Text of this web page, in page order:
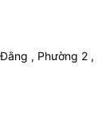
, Phường 2 ,